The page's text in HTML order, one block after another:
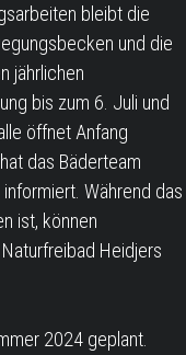
bleibt die
und die
jährlichen
bis zum 6. Juli und
öffnet Anfang
das Bäderteam
Während das
ist, können
Heidjers
2024 geplant.